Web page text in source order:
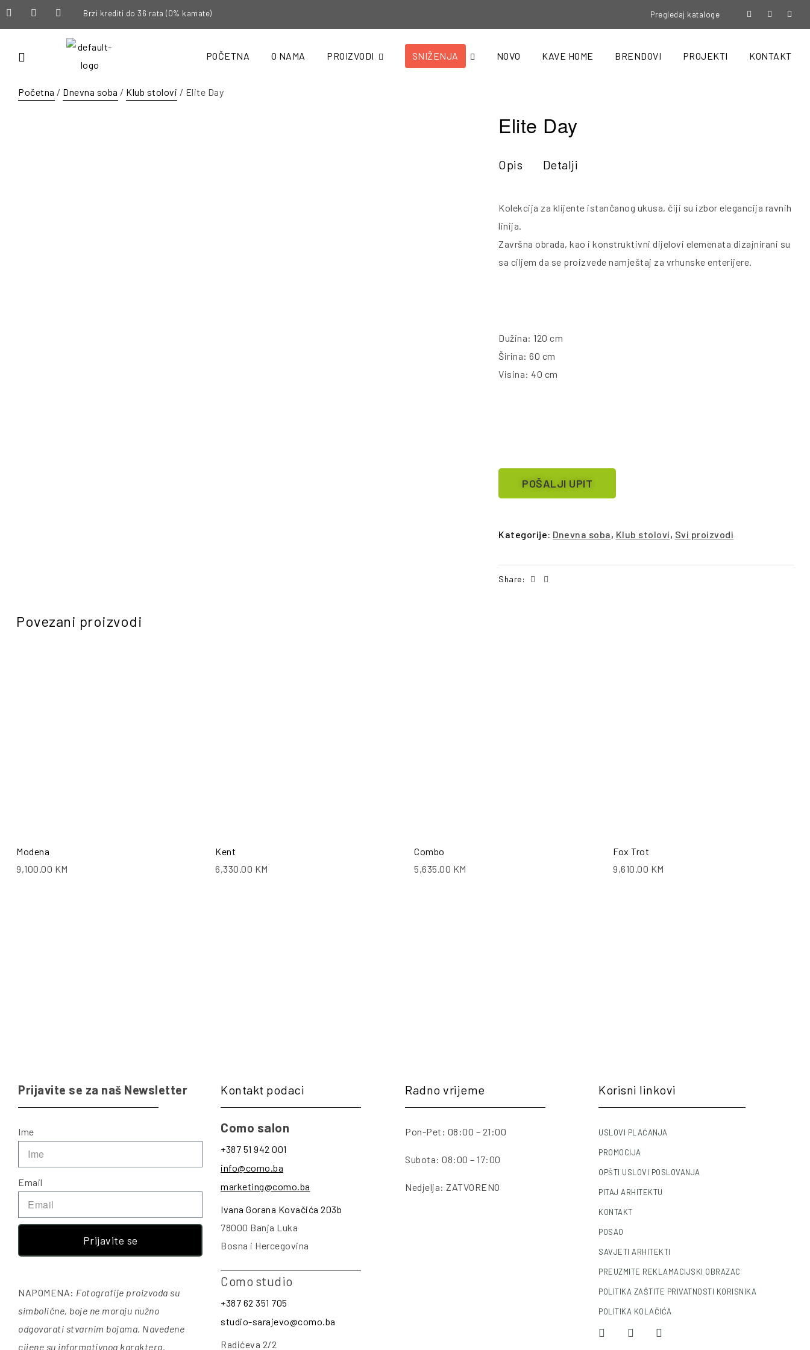
Brzi krediti do 36 rata (0% kamate) Pregledaj kataloge
POČETNA O NAMA PROIZVODI SNIŽENJA NOVO KAVE HOME BRENDOVI PROJEKTI KONTAKT
Početna / Dnevna soba / Klub stolovi / Elite Day
Elite Day
Opis Detalji
Kolekcija za klijente istančanog ukusa, čiji su izbor elegancija ravnih
linija.
Završna obrada, kao i konstruktivni dijelovi elemenata dizajnirani su
sa ciljem da se proizvede namještaj za vrhunske enterijere.
Dužina: 120 cm
Širina: 60 cm
Visina: 40 cm
POŠALJI UPIT
Kategorije: Dnevna soba, Klub stolovi, Svi proizvodi
Share: Facebook
Povezani proizvodi
Modena
9,100.00 KM
Kent
6,330.00 KM
Combo
5,635.00 KM
Fox Trot
9,610.00 KM
Prijavite se za naš Newsletter
Ime
Email
Prijavite se
NAPOMENA: Fotografije proizvoda su
simbolične, boje ne moraju nužno
odgovarati stvarnim bojama. Navedene
cijene su informativnog karaktera.
Kontakt podaci
Como salon
+387 51 942 001
info@como.ba
marketing@como.ba
Ivana Gorana Kovačića 203b
78000 Banja Luka
Bosna i Hercegovina
Como studio
+387 62 351 705
studio-sarajevo@como.ba
Radićeva 2/2
Radno vrijeme
Pon-Pet: 08:00 – 21:00
Subota: 08:00 – 17:00
Nedjelja: ZATVORENO
Korisni linkovi
USLOVI PLAĆANJA
PROMOCIJA
OPŠTI USLOVI POSLOVANJA
PITAJ ARHITEKTU
KONTAKT
POSAO
SAVJETI ARHITEKTI
PREUZMITE REKLAMACIJSKI OBRAZAC
POLITIKA ZAŠTITE PRIVATNOSTI KORISNIKA
POLITIKA KOLAČIĆA